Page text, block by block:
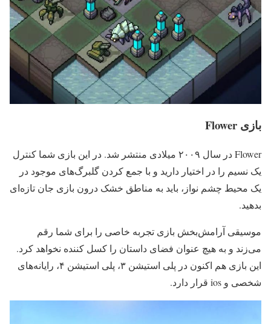
بازی Flower
Flower در سال ۲۰۰۹ میلادی منتشر شد. در این بازی شما کنترل
یک نسیم را در اختیار دارید و با جمع کردن گلبرگ‌های موجود در
یک محیط چشم نواز، باید به مناطق خشک درون بازی جان تازه‌ای
بدهید.
موسیقی آرامش‌بخش بازی تجربه خاصی را برای شما رقم
می‌زند و به هیچ عنوان فضای داستان را کسل کننده نخواهد کرد.
این بازی هم اکنون در پلی استیشن ۳، پلی استیشن ۴، رایانه‌های
شخصی و ios قرار دارد.